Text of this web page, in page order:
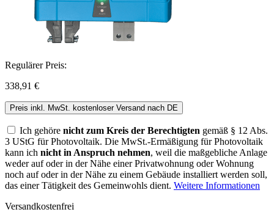
Regulärer Preis:
338,91 €
Preis inkl. MwSt. kostenloser Versand nach DE
Ich gehöre nicht zum Kreis der Berechtigten gemäß § 12 Abs.
3 UStG für Photovoltaik. Die MwSt.-Ermäßigung für Photovoltaik
kann ich nicht in Anspruch nehmen, weil die maßgebliche Anlage
weder auf oder in der Nähe einer Privatwohnung oder Wohnung
noch auf oder in der Nähe zu einem Gebäude installiert werden soll,
das einer Tätigkeit des Gemeinwohls dient. Weitere Informationen
Versandkostenfrei